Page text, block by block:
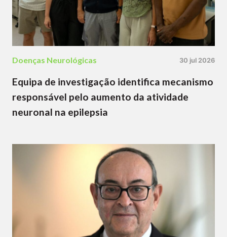
Doenças Neurológicas 30 jul 2026
Equipa de investigação identifica mecanismo
responsável pelo aumento da atividade
neuronal na epilepsia